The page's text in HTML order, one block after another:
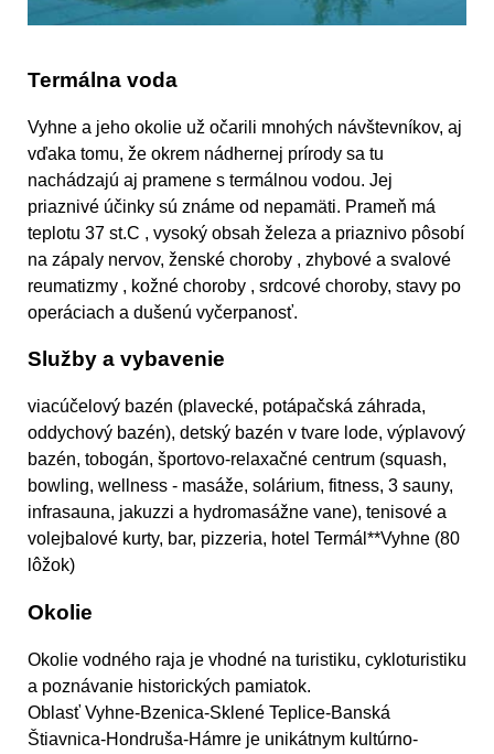
Termálna voda
Vyhne a jeho okolie už očarili mnohých návštevníkov, aj
vďaka tomu, že okrem nádhernej prírody sa tu
nachádzajú aj pramene s termálnou vodou. Jej
priaznivé účinky sú známe od nepamäti. Prameň má
teplotu 37 st.C , vysoký obsah železa a priaznivo pôsobí
na zápaly nervov, ženské choroby , zhybové a svalové
reumatizmy , kožné choroby , srdcové choroby, stavy po
operáciach a dušenú vyčerpanosť.
Služby a vybavenie
viacúčelový bazén (plavecké, potápačská záhrada,
oddychový bazén), detský bazén v tvare lode, výplavový
bazén, tobogán, športovo-relaxačné centrum (squash,
bowling, wellness - masáže, solárium, fitness, 3 sauny,
infrasauna, jakuzzi a hydromasážne vane), tenisové a
volejbalové kurty, bar, pizzeria, hotel Termál**Vyhne (80
lôžok)
Okolie
Okolie vodného raja je vhodné na turistiku, cykloturistiku
a poznávanie historických pamiatok.
Oblasť Vyhne-Bzenica-Sklené Teplice-Banská
Štiavnica-Hondruša-Hámre je unikátnym kultúrno-